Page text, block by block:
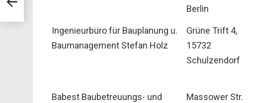
Berlin
Ingenieurbüro für Bauplanung u.
Baumanagement Stefan Holz
Grüne Trift 4,
15732
Schulzendorf
Babest Baubetreuungs- und
Massower Str.